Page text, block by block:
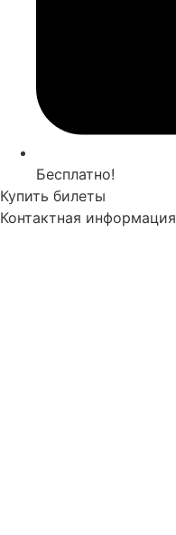
Бесплатно!
Купить билеты
Контактная информация